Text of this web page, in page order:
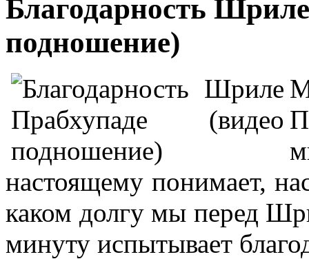
Благодарность
подношение)
настоящему понимает,
каком долгу мы перед
минуту испытывает